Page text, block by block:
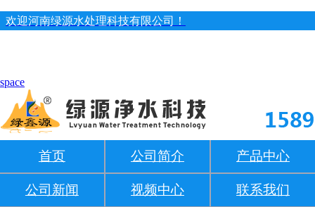
欢迎河南绿源水处理科技有限公司！
space
首页 公司简介 产品中心
公司新闻 视频中心 联系我们